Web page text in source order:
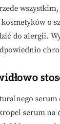
kosmetyków o
do alergii.
serum na